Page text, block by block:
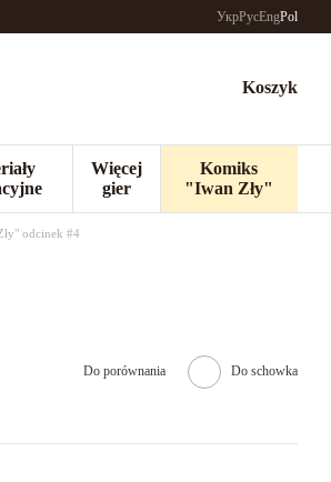
УкрРусEngPol
Koszyk
Więcej
gier
Komiks
"Iwan Zły"
odcinek #4
Do porównania Do schowka